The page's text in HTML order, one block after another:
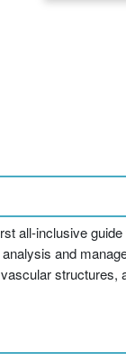
all-inclusive
and
structures,